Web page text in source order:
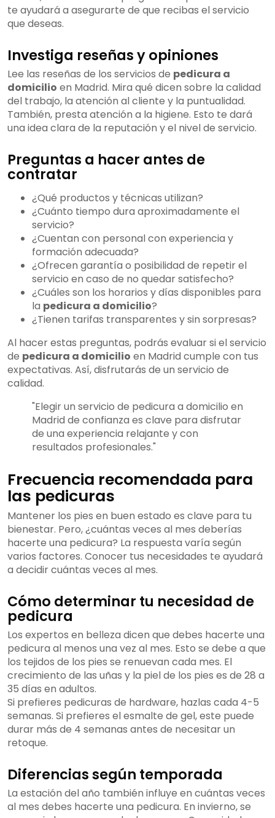
te ayudará a asegurarte de que recibas el servicio
que deseas.
Investiga reseñas y opiniones
Lee las reseñas de los servicios de pedicura a
domicilio en Madrid. Mira qué dicen sobre la calidad
del trabajo, la atención al cliente y la puntualidad.
También, presta atención a la higiene. Esto te dará
una idea clara de la reputación y el nivel de servicio.
Preguntas a hacer antes de
contratar
¿Qué productos y técnicas utilizan?
¿Cuánto tiempo dura aproximadamente el
servicio?
¿Cuentan con personal con experiencia y
formación adecuada?
¿Ofrecen garantía o posibilidad de repetir el
servicio en caso de no quedar satisfecho?
¿Cuáles son los horarios y días disponibles para
la pedicura a domicilio?
¿Tienen tarifas transparentes y sin sorpresas?
Al hacer estas preguntas, podrás evaluar si el servicio
de pedicura a domicilio en Madrid cumple con tus
expectativas. Así, disfrutarás de un servicio de
calidad.
"Elegir un servicio de pedicura a domicilio en
Madrid de confianza es clave para disfrutar
de una experiencia relajante y con
resultados profesionales."
Frecuencia recomendada para
las pedicuras
Mantener los pies en buen estado es clave para tu
bienestar. Pero, ¿cuántas veces al mes deberías
hacerte una pedicura? La respuesta varía según
varios factores. Conocer tus necesidades te ayudará
a decidir cuántas veces al mes.
Cómo determinar tu necesidad de
pedicura
Los expertos en belleza dicen que debes hacerte una
pedicura al menos una vez al mes. Esto se debe a que
los tejidos de los pies se renuevan cada mes. El
crecimiento de las uñas y la piel de los pies es de 28 a
35 días en adultos.
Si prefieres pedicuras de hardware, hazlas cada 4-5
semanas. Si prefieres el esmalte de gel, este puede
durar más de 4 semanas antes de necesitar un
retoque.
Diferencias según temporada
La estación del año también influye en cuántas veces
al mes debes hacerte una pedicura. En invierno, se